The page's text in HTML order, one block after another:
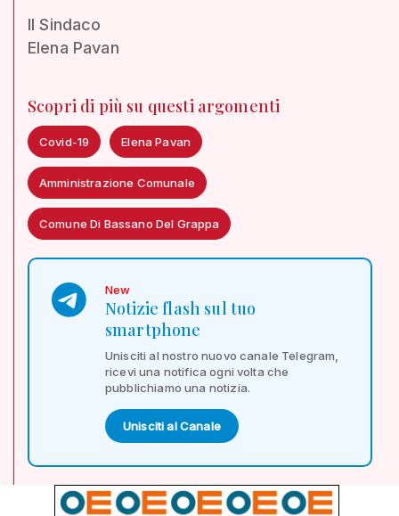
Il Sindaco
Elena Pavan
Scopri di più su questi argomenti
Covid-19 Elena Pavan
Amministrazione Comunale
Comune Di Bassano Del Grappa
New
Notizie flash sul tuo
smartphone
Unisciti al nostro nuovo canale Telegram,
ricevi una notifica ogni volta che
pubblichiamo una notizia.
Unisciti al Canale